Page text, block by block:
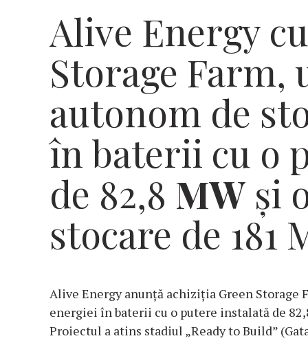
Alive Energy
Storage Farm,
autonom de
în baterii cu o
de 82,8 MW și
stocare de 181
Alive Energy anunță achiziția Green Storage
energiei în baterii cu o putere instalată de
Proiectul a atins stadiul „Ready to Build”